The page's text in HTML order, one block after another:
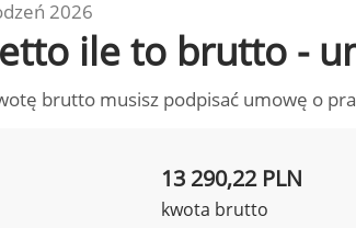
2026
ile to brutto -
brutto musisz podpisać umowę o
13 290,22 PLN
kwota brutto